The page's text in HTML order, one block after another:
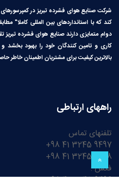
شرکت صنایع هوای فشرده تبریز در
کند که با استانداردهای بین المللی کاملا″
دوام متمایزی دارند صنایع هوای فشرده تبریز
کاری و تامین کنندگان خود را بهبود بخشد
بالاترین کیفیت برای مشتریان اطمینان خاطر
راههای ارتباطی
تلفنهای تماس
9497 3245 41 98+
9498 3245 41 98+
فکس :
9496 3245 41 98+